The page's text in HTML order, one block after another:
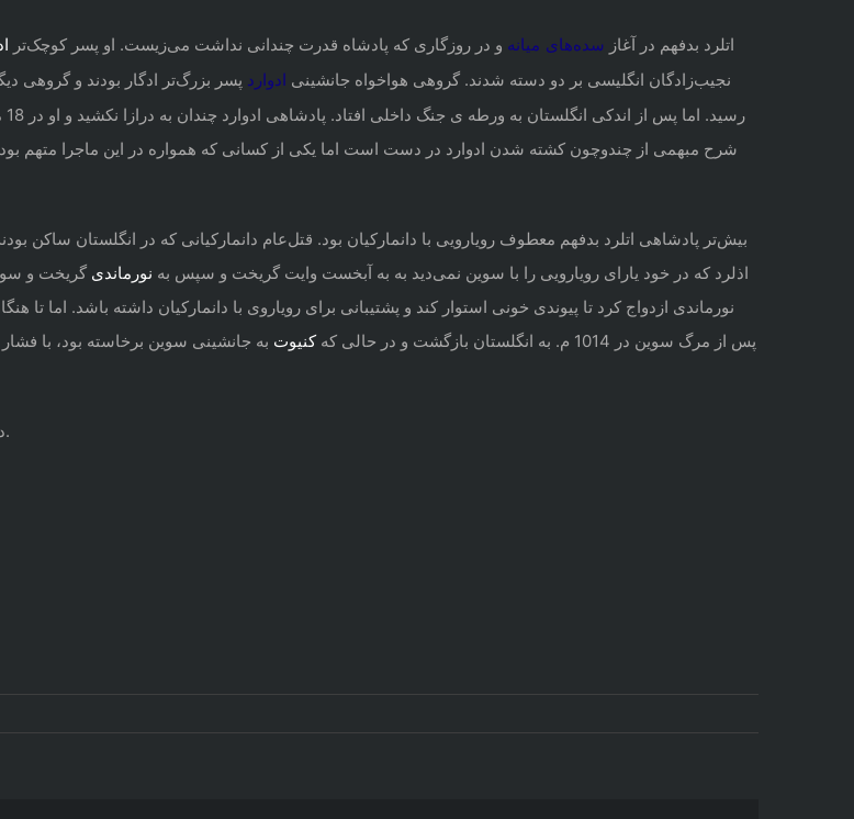
اتلرد بدفهم در آغاز سده‌های میانه و در روزگاری که پادشاه قدرت چندانی نداشت می‌زیست. او پسر کوچک‌تر
نجیب‌زادگان انگلیسی بر دو دسته شدند. گروهی هواخواه جانشینی ادوار د پسر بزرگ‌تر ادگار بودند و گروهی
رسید. اما پس از اندکی انگلستان به ورطه ی جنگ داخلی افتاد. پادشاهی ادوارد چندان به درازا نکشید و او در 18 مارس 978 م. در کُرف کشته شد. از همین رو به
شرح مبهمی از چندوچون کشته شدن ادوارد در دست است اما یکی از کسانی که همواره در این ماجرا متهم
بیش‌تر پادشاهی اتلرد بدفهم معطوف رویارویی با دانمارکیان بود. قتل‌عام دانمارکیانی که در انگلستان ساکن بودند در 1002 م.، زمینه‌ساز یورش‌های پسین آن‌ها به
اذلرد که در خود یارای رویارویی را با سوین نمی‌دید به به آبخست وایت گریخت و سپس به نورماندی گریخت و سوین در 1013 م. به عنوان پادشاه انگلستان
نورماندی ازدواج کرد تا پیوندی خونی استوار کند و پشتیبانی برای رویاروی با دانمارکیان داشته باشد. اما
پس از مرگ سوین در 1014 م. به انگلستان بازگشت و در حالی که
کنیوت
بود.